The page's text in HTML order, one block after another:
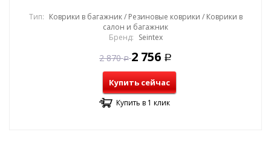
Тип: Коврики в багажник / Резиновые коврики / Коврики в
салон и багажник
Бренд: Seintex
2 870 Р 2 756 Р
Купить сейчас
Купить в 1 клик